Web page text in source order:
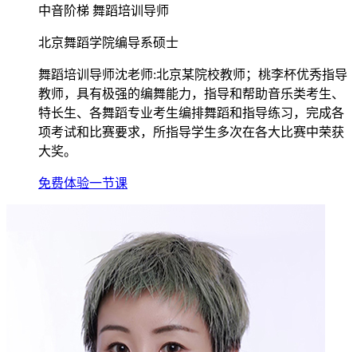
中音阶梯 舞蹈培训导师
北京舞蹈学院编导系硕士
舞蹈培训导师沈老师:北京某院校教师；桃李杯优秀指导
教师，具有极强的编舞能力，指导和帮助音乐类考生、
特长生、各舞蹈专业考生编排舞蹈和指导练习，完成各
项考试和比赛要求，所指导学生多次在各大比赛中荣获
大奖。
免费体验一节课